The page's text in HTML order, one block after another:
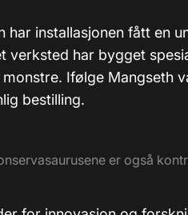
har installasjonen fått en
verksted har bygget
Ifølge Mangseth
bestilling.
er også